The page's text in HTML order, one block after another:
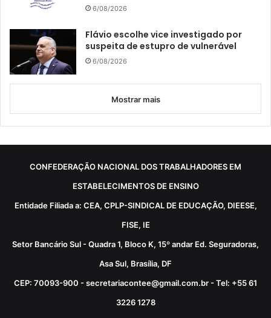
6/08/2026
Flávio escolhe vice investigado por
suspeita de estupro de vulnerável
6/08/2026
Mostrar mais
CONFEDERAÇÃO NACIONAL DOS TRABALHADORES EM
ESTABELECIMENTOS DE ENSINO
Entidade Filiada a: CEA, CPLP-SINDICAL DE EDUCAÇÃO, DIEESE,
FISE, IE
Setor Bancário Sul - Quadra 1, Bloco K, 15º andar Ed. Seguradoras,
Asa Sul, Brasília, DF
CEP: 70093-900 - secretariacontee@gmail.com.br - Tel: +55 61
3226 1278